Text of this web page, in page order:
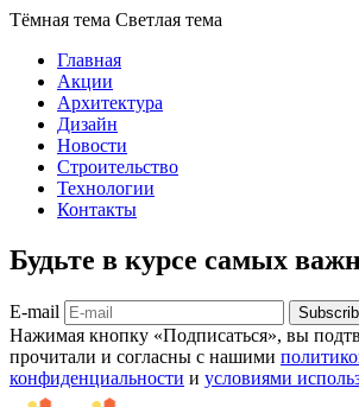
Тёмная тема Светлая тема
Главная
Акции
Архитектура
Дизайн
Новости
Строительство
Технологии
Контакты
Будьте в курсе самых
E-mail
Нажимая кнопку «Подписаться», вы
прочитали и согласны с нашими
конфиденциальности и условиями